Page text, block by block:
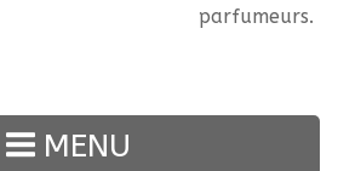
parfumeurs.
MENU